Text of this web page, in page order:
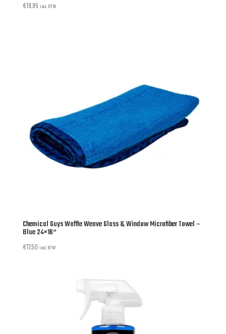
€19,95 incl. BTW
Chemical Guys Waffle Weave Glass & Window Microfiber Towel –
Blue 24×16“
€17,50 incl. BTW